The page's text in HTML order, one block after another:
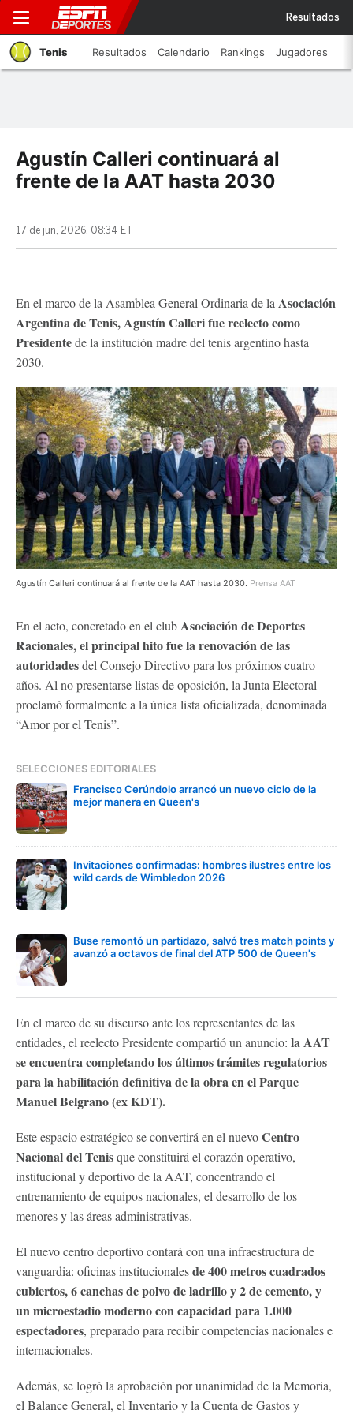
Resultados
Tenis Resultados Calendario Rankings Jugadores
Agustín Calleri continuará al
frente de la AAT hasta 2030
17 de jun, 2026, 08:34 ET
En el marco de la Asamblea General Ordinaria de la Asociación
Argentina de Tenis, Agustín Calleri fue reelecto como
Presidentede la institución madre del tenis argentino hasta
2030.
Agustín Calleri continuará al frente de la AAT hasta 2030. Prensa AAT
En el acto, concretado en el clubAsociación de Deportes
Racionales, el principal hito fue la renovación de las
autoridadesdel Consejo Directivo para los próximos cuatro
años. Al no presentarse listas de oposición, la Junta Electoral
proclamó formalmente a la única lista oficializada, denominada
“Amor por el Tenis”.
SELECCIONES EDITORIALES
Francisco Cerúndolo arrancó un nuevo ciclo de la
mejor manera en Queen's
Invitaciones confirmadas: hombres ilustres entre los
wild cards de Wimbledon 2026
Buse remontó un partidazo, salvó tres match points y
avanzó a octavos de final del ATP 500 de Queen's
En el marco de su discurso ante los representantes de las
entidades, el reelecto Presidente compartió un anuncio: la AAT
se encuentra completando los últimos trámites regulatorios
para la habilitación definitiva de la obra en el Parque
Manuel Belgrano (ex KDT).
Este espacio estratégico se convertirá en el nuevoCentro
Nacional del Tenisque constituirá el corazón operativo,
institucional y deportivo de la AAT, concentrando el
entrenamiento de equipos nacionales, el desarrollo de los
menores y las áreas administrativas.
El nuevo centro deportivo contará con una infraestructura de
vanguardia: oficinas institucionalesde 400 metros cuadrados
cubiertos, 6 canchas de polvo de ladrillo y 2 de cemento, y
un microestadio moderno con capacidad para 1.000
espectadores, preparado para recibir competencias nacionales e
internacionales.
Además, se logró la aprobación por unanimidad de la Memoria,
el Balance General, el Inventario y la Cuenta de Gastos y